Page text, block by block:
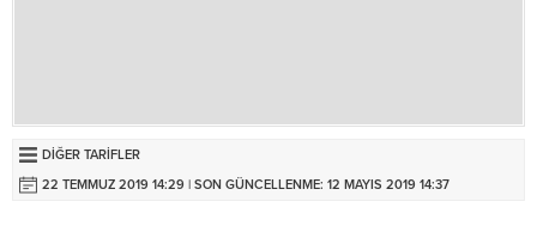
DIĞER TARIFLER
22 TEMMUZ 2019 14:29 | SON GÜNCELLENME: 12 MAYIS 2019 14:37